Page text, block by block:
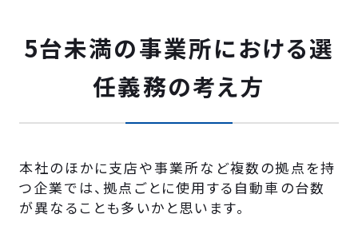
5台未満の事業所における選
任義務の考え方
本社のほかに支店や事業所など複数の拠点を持
つ企業では、拠点ごとに使用する自動車の台数
が異なることも多いかと思います。